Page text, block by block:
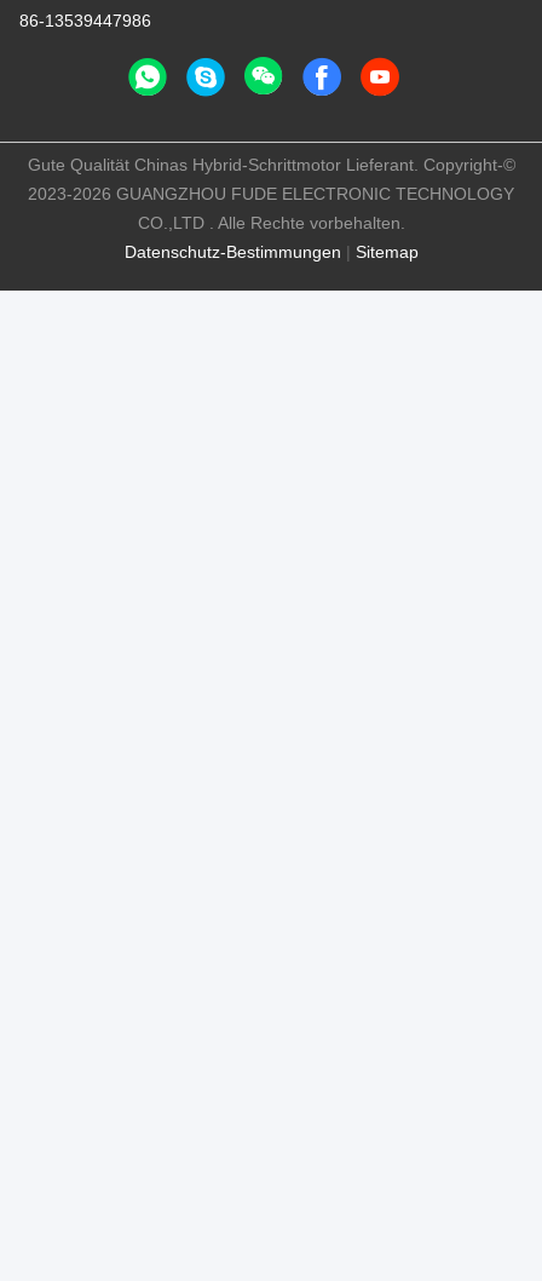
86-13539447986
Datenschutz-Bestimmungen | Sitemap
Gute Qualität Chinas Hybrid-Schrittmotor Lieferant. Copyright-©
2023-2026 GUANGZHOU FUDE ELECTRONIC TECHNOLOGY
CO.,LTD . Alle Rechte vorbehalten.